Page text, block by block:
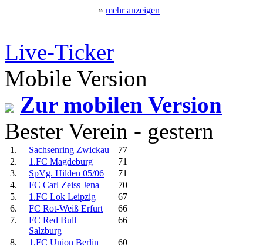
» mehr anzeigen
Live-Ticker
Mobile Version
Zur mobilen Version
Bester Verein - gestern
1. Sachsenring Zwickau
77
2.
1.FC Magdeburg
71
3.
SpVg. Hilden 05/06
71
4.
FC Carl Zeiss Jena
70
5.
1.FC Lok Leipzig
67
6.
FC Rot-Weiß Erfurt
66
7.
FC Red Bull
Salzburg
66
8. 1.FC Union Berlin
60